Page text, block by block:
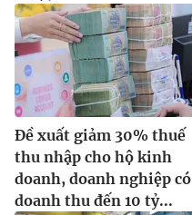
Đề xuất giảm 30% thuế
thu nhập cho hộ kinh
doanh, doanh nghiệp có
doanh thu đến 10 tỷ...